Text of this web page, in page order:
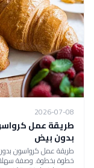
2026-07-08
طريقة عمل
بدون بيض
طريقة عمل كرواسون
خطوة بخطوة. وصفة